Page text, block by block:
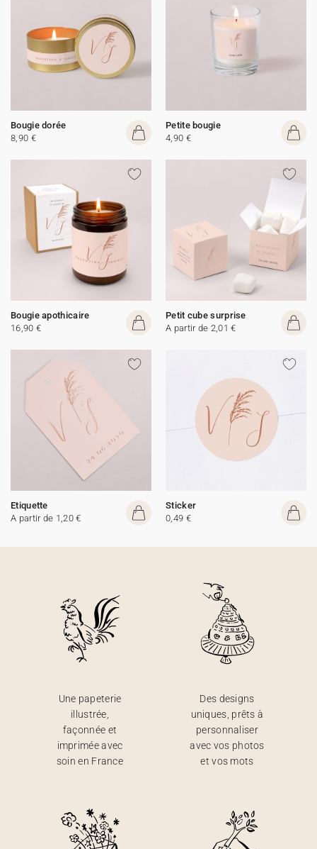
Bougie dorée
8,90 €
Petite bougie
4,90 €
Bougie apothicaire
16,90 €
Petit cube surprise
A partir de 2,01 €
Etiquette
A partir de 1,20 €
Sticker
0,49 €
Une papeterie
illustrée,
façonnée et
imprimée avec
soin en France
Des designs
uniques, prêts à
personnaliser
avec vos photos
et vos mots